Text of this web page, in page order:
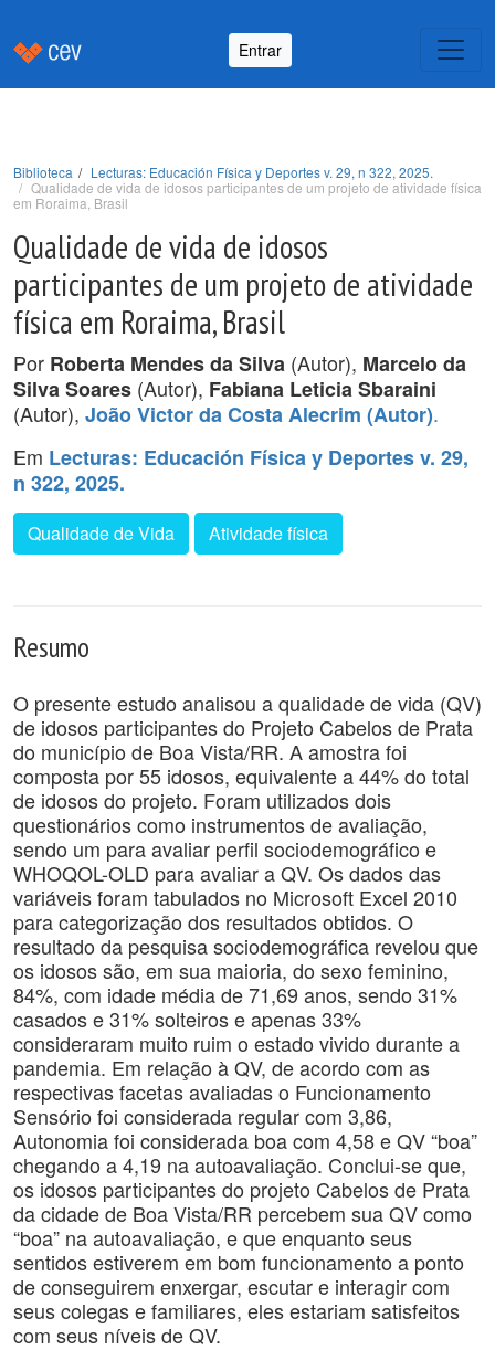
Entrar
Biblioteca
Lecturas: Educación Física y Deportes v. 29, n 322, 2025.
Qualidade de vida de idosos participantes de um projeto de atividade física
em Roraima, Brasil
Qualidade de vida de idosos
participantes de um projeto de atividade
física em Roraima, Brasil
Por Roberta Mendes da Silva (Autor), Marcelo da
Silva Soares (Autor), Fabiana Leticia Sbaraini
(Autor), João Victor da Costa Alecrim (Autor).
Em Lecturas: Educación Física y Deportes v. 29,
n 322, 2025.
Qualidade de Vida Atividade física
Resumo
O presente estudo analisou a qualidade de vida (QV)
de idosos participantes do Projeto Cabelos de Prata
do município de Boa Vista/RR. A amostra foi
composta por 55 idosos, equivalente a 44% do total
de idosos do projeto. Foram utilizados dois
questionários como instrumentos de avaliação,
sendo um para avaliar perfil sociodemográfico e
WHOQOL-OLD para avaliar a QV. Os dados das
variáveis foram tabulados no Microsoft Excel 2010
para categorização dos resultados obtidos. O
resultado da pesquisa sociodemográfica revelou que
os idosos são, em sua maioria, do sexo feminino,
84%, com idade média de 71,69 anos, sendo 31%
casados e 31% solteiros e apenas 33%
consideraram muito ruim o estado vivido durante a
pandemia. Em relação à QV, de acordo com as
respectivas facetas avaliadas o Funcionamento
Sensório foi considerada regular com 3,86,
Autonomia foi considerada boa com 4,58 e QV “boa”
chegando a 4,19 na autoavaliação. Conclui-se que,
os idosos participantes do projeto Cabelos de Prata
da cidade de Boa Vista/RR percebem sua QV como
“boa” na autoavaliação, e que enquanto seus
sentidos estiverem em bom funcionamento a ponto
de conseguirem enxergar, escutar e interagir com
seus colegas e familiares, eles estariam satisfeitos
com seus níveis de QV.